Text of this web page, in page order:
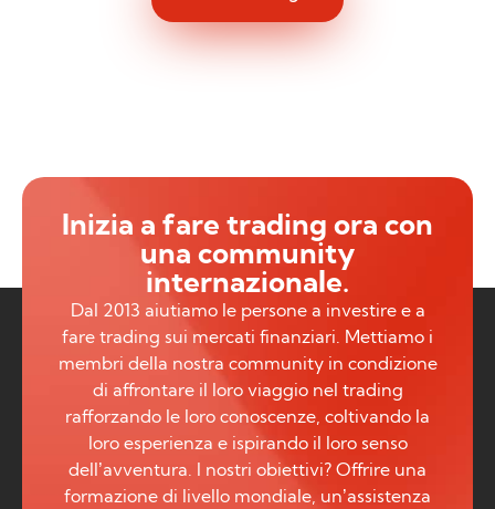
Inizia a fare trading ora con
una community
internazionale.
Dal 2013 aiutiamo le persone a investire e a
fare trading sui mercati finanziari. Mettiamo i
membri della nostra community in condizione
di affrontare il loro viaggio nel trading
rafforzando le loro conoscenze, coltivando la
loro esperienza e ispirando il loro senso
dell’avventura. I nostri obiettivi? Offrire una
formazione di livello mondiale, un’assistenza